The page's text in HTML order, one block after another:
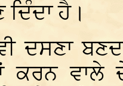
ਦਿੰਦਾ ਹੈ।
ਦਸਣਾ
ਕਰਨ ਵਾਲੇ